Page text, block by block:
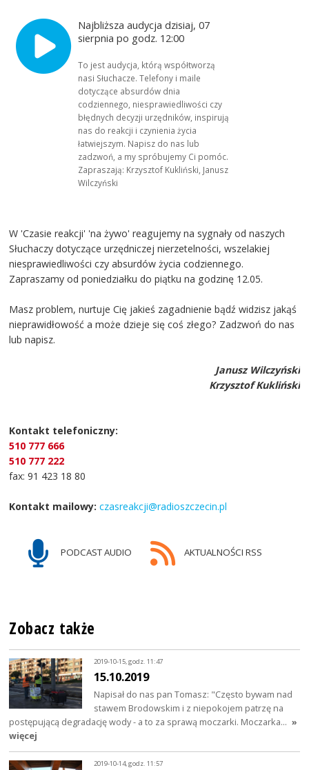
Najbliższa audycja dzisiaj, 07
sierpnia po godz. 12:00
To jest audycja, którą współtworzą
nasi Słuchacze. Telefony i maile
dotyczące absurdów dnia
codziennego, niesprawiedliwości czy
błędnych decyzji urzędników, inspirują
nas do reakcji i czynienia życia
łatwiejszym. Napisz do nas lub
zadzwoń, a my spróbujemy Ci pomóc.
Zapraszają: Krzysztof Kukliński, Janusz
Wilczyński
W 'Czasie reakcji' 'na żywo' reagujemy na sygnały od naszych
Słuchaczy dotyczące urzędniczej nierzetelności, wszelakiej
niesprawiedliwości czy absurdów życia codziennego.
Zapraszamy od poniedziałku do piątku na godzinę 12.05.
Masz problem, nurtuje Cię jakieś zagadnienie bądź widzisz jakąś
nieprawidłowość a może dzieje się coś złego? Zadzwoń do nas
lub napisz.
Janusz Wilczyński
Krzysztof Kukliński
Kontakt telefoniczny:
510 777 666
510 777 222
fax: 91 423 18 80
Kontakt mailowy: czasreakcji@radioszczecin.pl
PODCAST AUDIO AKTUALNOŚCI RSS
Zobacz także
2019-10-15, godz. 11:47
15.10.2019
Napisał do nas pan Tomasz: "Często bywam nad
stawem Brodowskim i z niepokojem patrzę na
postępującą degradację wody - a to za sprawą moczarki. Moczarka… »
więcej
2019-10-14, godz. 11:57